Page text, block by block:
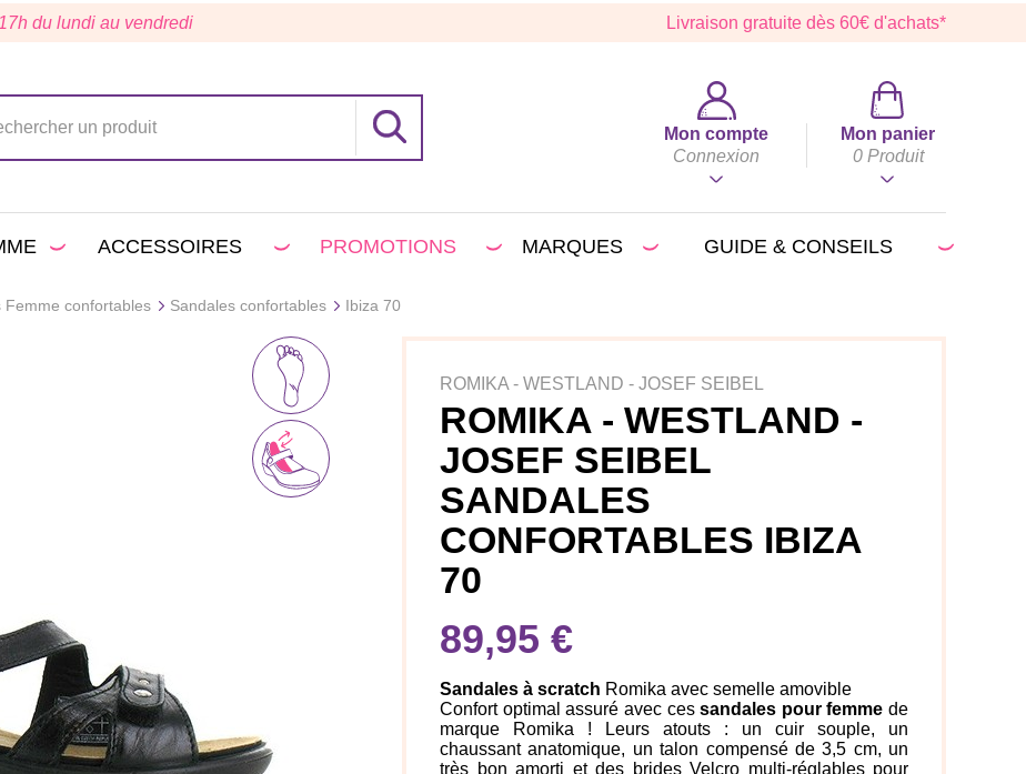
du lundi au vendredi Livraison gratuite dès 60€ d'achats*
Mon compte
Connexion
Mon panier
0 Produit
ACCESSOIRES PROMOTIONS MARQUES GUIDE & CONSEILS
Femme confortables Sandales confortables Ibiza 70
ROMIKA - WESTLAND - JOSEF SEIBEL
ROMIKA - WESTLAND -
JOSEF SEIBEL
SANDALES
CONFORTABLES IBIZA
70
89,95 €
Sandales à scratch Romika avec semelle amovible
Confort optimal assuré avec cessandales pour femme de
marque Romika ! Leurs atouts : un cuir souple, un
chaussant anatomique, un talon compensé de 3,5 cm, un
très bon amorti et des brides Velcro multi-réglables pour